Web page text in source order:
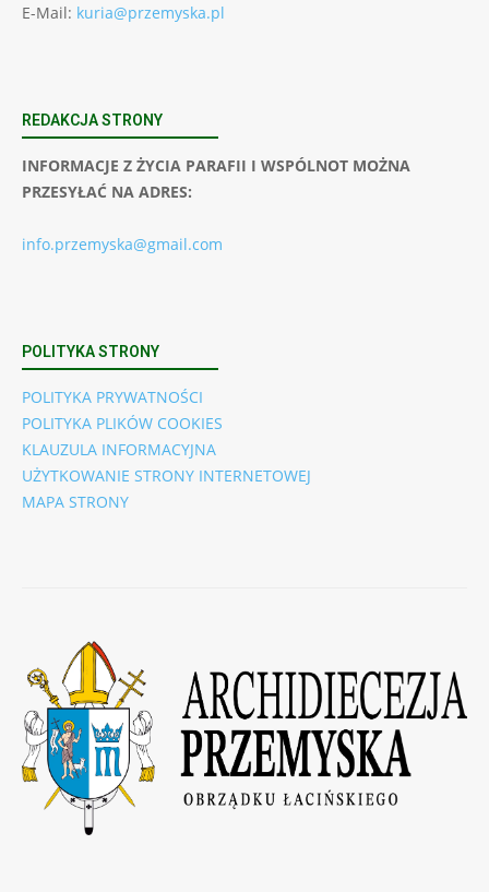
E-Mail: kuria@przemyska.pl
REDAKCJA STRONY
INFORMACJE Z ŻYCIA PARAFII I WSPÓLNOT MOŻNA
PRZESYŁAĆ NA ADRES:
info.przemyska@gmail.com
POLITYKA STRONY
POLITYKA PRYWATNOŚCI
POLITYKA PLIKÓW COOKIES
KLAUZULA INFORMACYJNA
UŻYTKOWANIE STRONY INTERNETOWEJ
MAPA STRONY